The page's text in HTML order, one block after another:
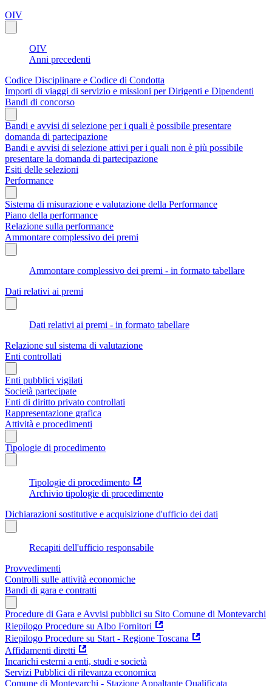
OIV
OIV
Anni precedenti
Codice Disciplinare e Codice di Condotta
Importi di viaggi di servizio e missioni per Dirigenti e Dipendenti
Bandi di concorso
Bandi e avvisi di selezione per i quali è possibile presentare
domanda di partecipazione
Bandi e avvisi di selezione attivi per i quali non è più possibile
presentare la domanda di partecipazione
Esiti delle selezioni
Performance
Sistema di misurazione e valutazione della Performance
Piano della performance
Relazione sulla performance
Ammontare complessivo dei premi
Ammontare complessivo dei premi - in formato tabellare
Dati relativi ai premi
Dati relativi ai premi - in formato tabellare
Relazione sul sistema di valutazione
Enti controllati
Enti pubblici vigilati
Società partecipate
Enti di diritto privato controllati
Rappresentazione grafica
Attività e procedimenti
Tipologie di procedimento
Tipologie di procedimento
Archivio tipologie di procedimento
Dichiarazioni sostitutive e acquisizione d'ufficio dei dati
Recapiti dell'ufficio responsabile
Provvedimenti
Controlli sulle attività economiche
Bandi di gara e contratti
Procedure di Gara e Avvisi pubblici su Sito Comune di Montevarchi
Riepilogo Procedure su Albo Fornitori
Riepilogo Procedure su Start - Regione Toscana
Affidamenti diretti
Incarichi esterni a enti, studi e società
Servizi Pubblici di rilevanza economica
Comune di Montevarchi - Stazione Appaltante Qualificata